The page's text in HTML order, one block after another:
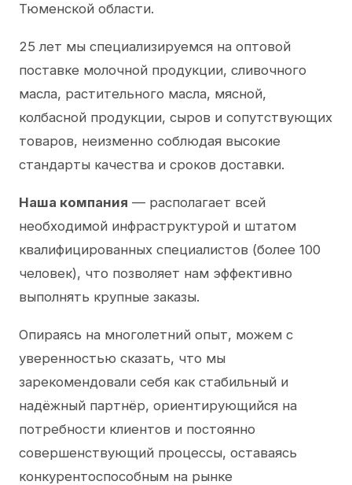
Тюменской области.
25 лет мы специализируемся на оптовой
поставке молочной продукции, сливочного
масла, растительного масла, мясной,
колбасной продукции, сыров и сопутствующих
товаров, неизменно соблюдая высокие
стандарты качества и сроков доставки.
Наша компания — располагает всей
необходимой инфраструктурой и штатом
квалифицированных специалистов (более 100
человек), что позволяет нам эффективно
выполнять крупные заказы.
Опираясь на многолетний опыт, можем с
уверенностью сказать, что мы
зарекомендовали себя как стабильный и
надёжный партнёр, ориентирующийся на
потребности клиентов и постоянно
совершенствующий процессы, оставаясь
конкурентоспособным на рынке